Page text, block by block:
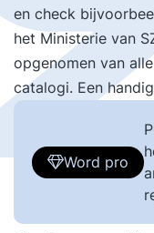
en check
het Ministerie van
opgenomen van
catalogi. Een
Word pro